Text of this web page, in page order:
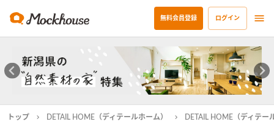
無料会員登録 ログイン
トップ DETAIL HOME（ディテールホーム）
DETAIL HOME（ディテ